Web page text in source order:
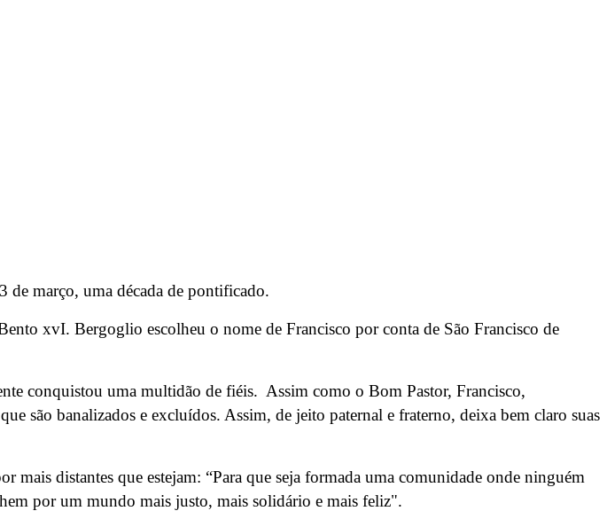
de março, uma década de pontificado.
xvI. Bergoglio escolheu o nome de Francisco por conta de São Francisco de
conquistou uma multidão de fiéis. Assim como o Bom Pastor, Francisco,
são banalizados e excluídos. Assim, de jeito paternal e fraterno, deixa bem claro suas
mais distantes que estejam: “Para que seja formada uma comunidade onde ninguém
por um mundo mais justo, mais solidário e mais feliz".